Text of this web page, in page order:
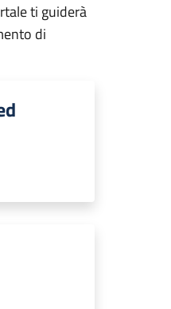
ti guiderà
di